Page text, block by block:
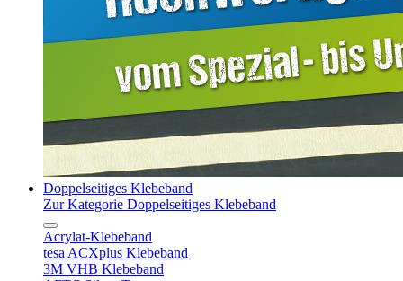
Doppelseitiges Klebeband
Zur Kategorie Doppelseitiges Klebeband
Acrylat-Klebeband
tesa ACXplus Klebeband
3M VHB Klebeband